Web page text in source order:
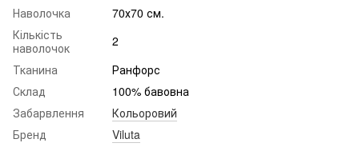
Наволочка
70х70 см.
Кількість
наволочок
2
Тканина
Ранфорс
Склад
100% бавовна
Забарвлення
Кольоровий
Бренд
Viluta